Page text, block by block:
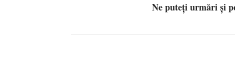
Ne puteți urmări și